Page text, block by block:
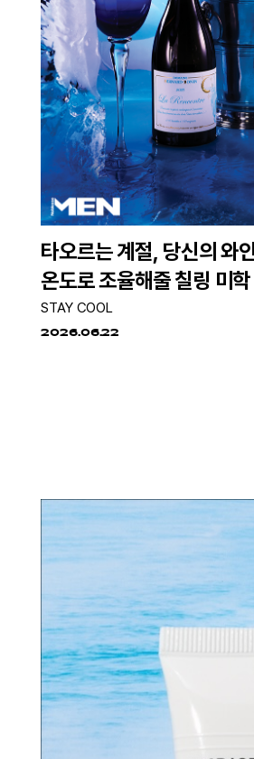
타오르는 계절, 당신의 와
온도로 조율해줄 칠링 미학
STAY COOL
2026.06.22